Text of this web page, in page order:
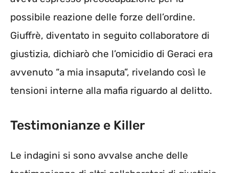
possibile reazione delle forze dell’ordine.
Giuffrè, diventato in seguito collaboratore di
giustizia, dichiarò che l’omicidio di Geraci era
avvenuto “a mia insaputa”, rivelando così le
tensioni interne alla mafia riguardo al delitto.
Testimonianze e Killer
Le indagini si sono avvalse anche delle